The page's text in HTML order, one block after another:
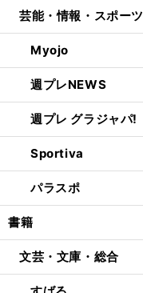
芸能・情報・スポーツ
Myojo
週プレNEWS
週プレ グラジャパ!
Sportiva
パラスポ
書籍
文芸・文庫・総合